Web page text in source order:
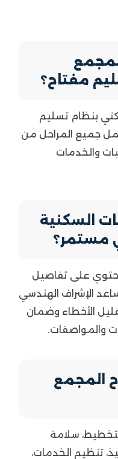
مفتاح؟
بنظام تسليم
جميع المراحل من
والخدمات
السكنية
مستمر؟
على تفاصيل
الإشراف الهندسي
الأخطاء وضمان
والمواصفات.
المجمع
سلامة
تنظيم الخدمات،